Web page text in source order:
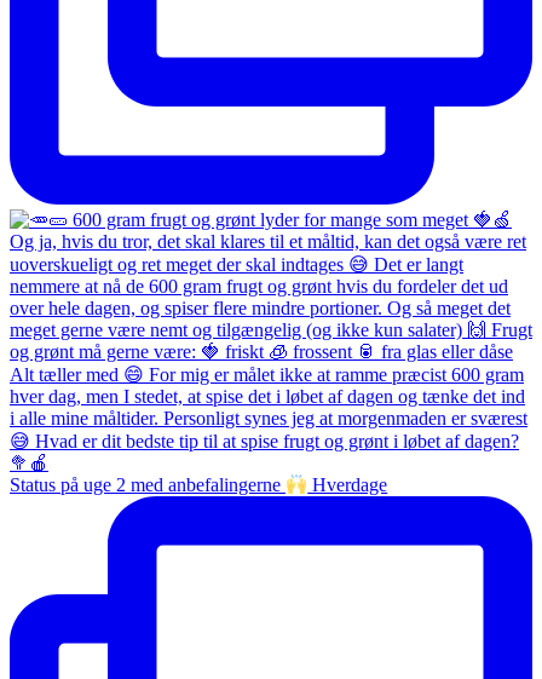
Status på uge 2 med anbefalingerne Hverdage